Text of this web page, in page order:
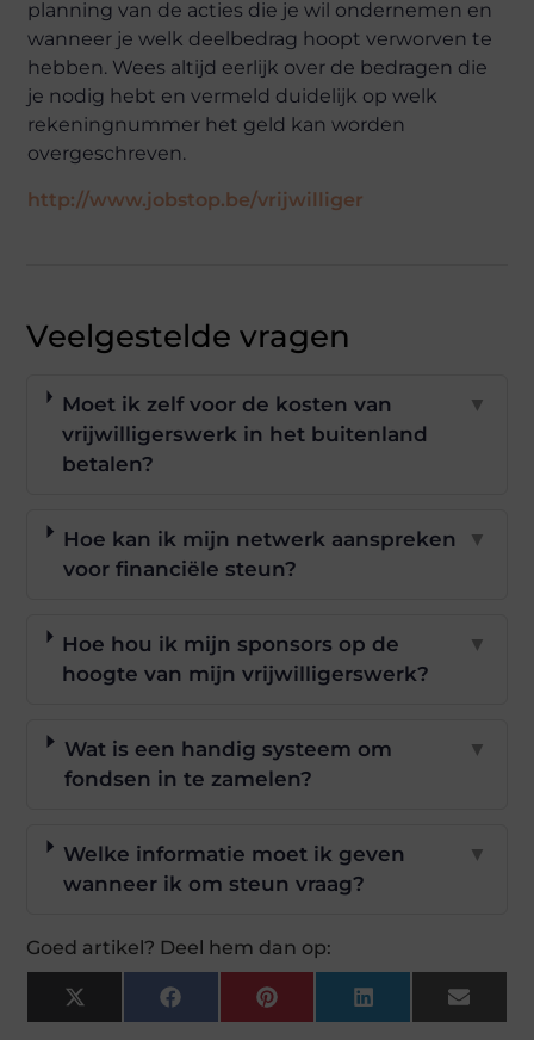
planning van de acties die je wil ondernemen en
wanneer je welk deelbedrag hoopt verworven te
hebben. Wees altijd eerlijk over de bedragen die
je nodig hebt en vermeld duidelijk op welk
rekeningnummer het geld kan worden
overgeschreven.
http://www.jobstop.be/vrijwilliger
Veelgestelde vragen
Moet ik zelf voor de kosten van
vrijwilligerswerk in het buitenland
betalen?
▼
Hoe kan ik mijn netwerk aanspreken
voor financiële steun?
▼
Hoe hou ik mijn sponsors op de
hoogte van mijn vrijwilligerswerk?
▼
Wat is een handig systeem om
fondsen in te zamelen?
▼
Welke informatie moet ik geven
wanneer ik om steun vraag?
▼
Goed artikel? Deel hem dan op:
X
(Twitter)
FacebookPinterestLinkedInEmail